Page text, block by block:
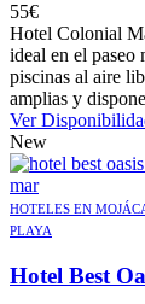
55€
Hotel Colonial
ideal en el paseo
piscinas al aire
amplias y
Ver
New
HOTELES EN
PLAYA
Hotel Best